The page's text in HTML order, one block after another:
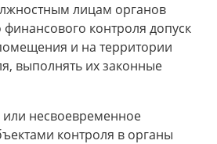
лицам органов
финансового контроля допуск
и на территории
выполнять их законные
несвоевременное
контроля в органы